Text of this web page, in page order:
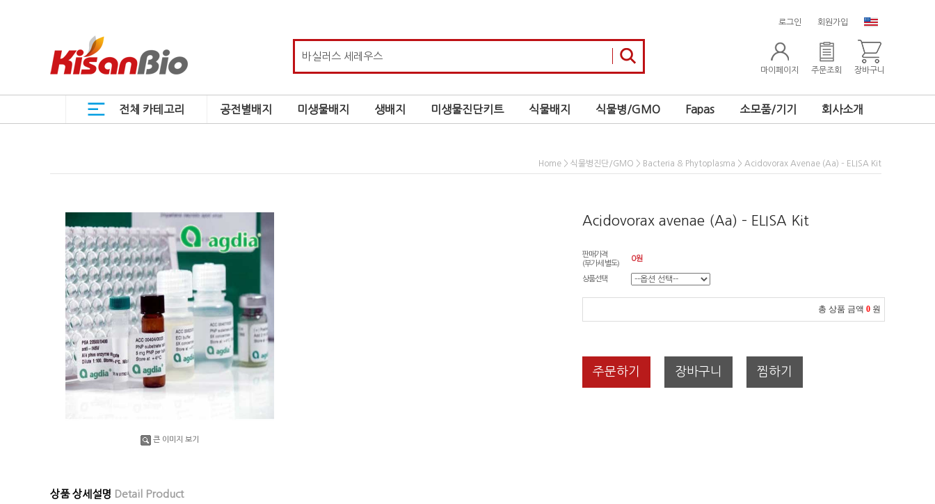
로그인 회원가입
마이페이지 주문조회 장바구니
전체 카테고리 공전별배지 미생물배지 생배지 미생물진단키트 식물배지 식물병/GMO Fapas 소모품/기기 회사소개
Home > 식물병진단/GMO > Bacteria & Phytoplasma > Acidovorax Avenae (Aa) – ELISA Kit
큰 이미지 보기
Acidovorax avenae (Aa) – ELISA Kit
판매가격
(부가세 별도)
0원
상품선택
총 상품 금액 0 원
주문하기 장바구니 찜하기
상품 상세설명 Detail Product